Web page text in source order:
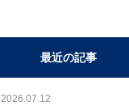
最近の記事
2026.07.12